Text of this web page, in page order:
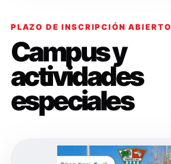
PLAZO DE INSCRIPCIÓN ABIERTO
Campus y
actividades
especiales